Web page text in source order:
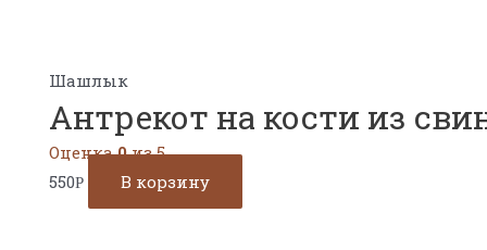
Шашлык
Антрекот на кости из
Оценка0из 5
550Р В корзину